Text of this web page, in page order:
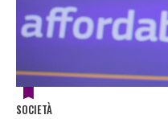
SOCIETÀ